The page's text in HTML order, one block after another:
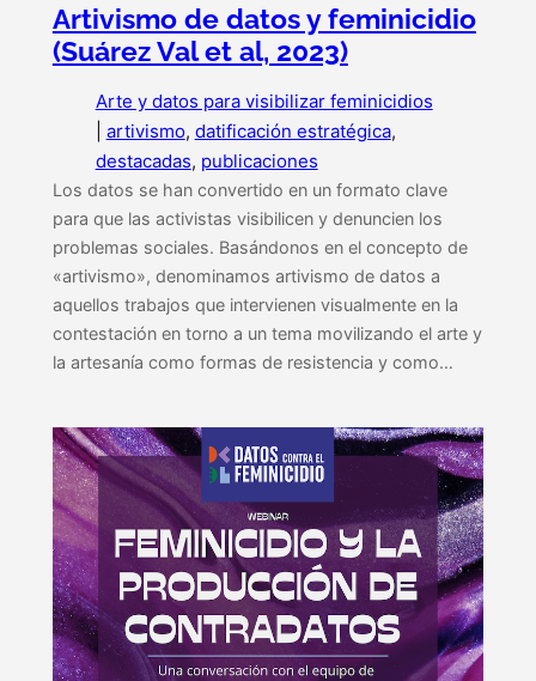
Artivismo de datos y feminicidio
(Suárez Val et al, 2023)
Arte y datos para visibilizar feminicidios
artivismo, datificación estratégica
destacadas, publicaciones
Los datos se han convertido en un formato clave
para que las activistas visibilicen y denuncien los
problemas sociales. Basándonos en el concepto de
«artivismo», denominamos artivismo de datos a
aquellos trabajos que intervienen visualmente en la
contestación en torno a un tema movilizando el arte y
la artesanía como formas de resistencia y como…